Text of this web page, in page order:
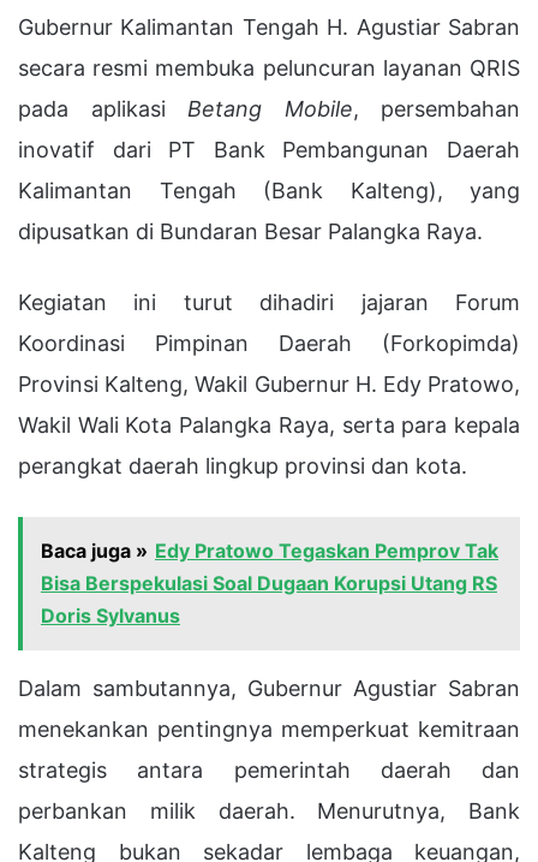
Gubernur Kalimantan Tengah H. Agustiar Sabran
secara resmi membuka peluncuran layanan QRIS
pada aplikasi Betang Mobile, persembahan
inovatif dari PT Bank Pembangunan Daerah
Kalimantan Tengah (Bank Kalteng), yang
dipusatkan di Bundaran Besar Palangka Raya.
Kegiatan ini turut dihadiri jajaran Forum
Koordinasi Pimpinan Daerah (Forkopimda)
Provinsi Kalteng, Wakil Gubernur H. Edy Pratowo,
Wakil Wali Kota Palangka Raya, serta para kepala
perangkat daerah lingkup provinsi dan kota.
Baca juga » Edy Pratowo Tegaskan Pemprov Tak
Bisa Berspekulasi Soal Dugaan Korupsi Utang RS
Doris Sylvanus
Dalam sambutannya, Gubernur Agustiar Sabran
menekankan pentingnya memperkuat kemitraan
strategis antara pemerintah daerah dan
perbankan milik daerah. Menurutnya, Bank
Kalteng bukan sekadar lembaga keuangan,